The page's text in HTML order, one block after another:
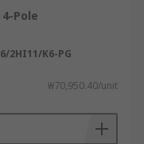
Pole
2HI11/K6-PG
₩70,950.40/unit